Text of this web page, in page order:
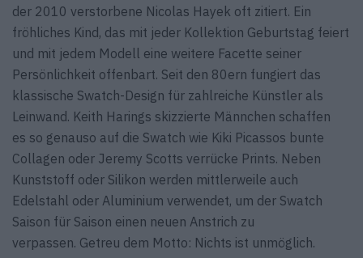
der 2010 verstorbene Nicolas Hayek oft zitiert. Ein
fröhliches Kind, das mit jeder Kollektion Geburtstag feiert
und mit jedem Modell eine weitere Facette seiner
Persönlichkeit offenbart. Seit den 80ern fungiert das
klassische Swatch-Design für zahlreiche Künstler als
Leinwand. Keith Harings skizzierte Männchen schaffen
es so genauso auf die Swatch wie Kiki Picassos bunte
Collagen oder Jeremy Scotts verrücke Prints. Neben
Kunststoff oder Silikon werden mittlerweile auch
Edelstahl oder Aluminium verwendet, um der Swatch
Saison für Saison einen neuen Anstrich zu
verpassen. Getreu dem Motto: Nichts ist unmöglich.